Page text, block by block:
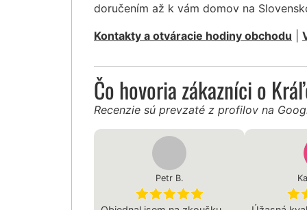
doručením až k vám domov na
Kontakty a otváracie hodiny obchodu
Čo hovoria zákazníci o
Recenzie sú prevzaté z profilov na
Petr B.